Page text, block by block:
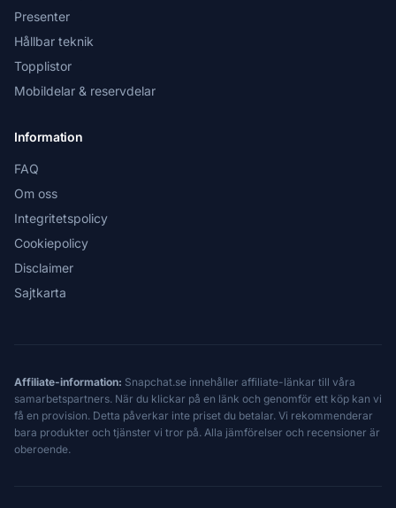
Presenter
Hållbar teknik
Topplistor
Mobildelar & reservdelar
Information
FAQ
Om oss
Integritetspolicy
Cookiepolicy
Disclaimer
Sajtkarta
Affiliate-information: Snapchat.se innehåller affiliate-länkar till våra
samarbetspartners. När du klickar på en länk och genomför ett köp kan vi
få en provision. Detta påverkar inte priset du betalar. Vi rekommenderar
bara produkter och tjänster vi tror på. Alla jämförelser och recensioner är
oberoende.